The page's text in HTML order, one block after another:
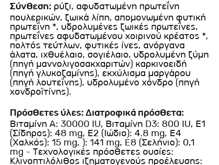
Σύνθεση: ρύζι, αφυδατωμένη πρωτεΐνη
πουλερικών, ζωικά λίπη, απομονωμένη φυτική
πρωτεΐνη *, υδρολυμένες ζωικές πρωτεΐνες,
πρωτεΐνες αφυδατωμένου χοιρινού κρέατος *,
πολτός τεύτλων, φυτικές ίνες, ανόργανα
άλατα, ιχθυέλαιο, σογιέλαιο, υδρολυμένη ζύμη
(πηγή μαννολιγοσακχαριτών) καρκινοειδή
(πηγή γλυκοζαμίνης), εκχύλισμα μαργάρου
(πηγή λουτεΐνης), υδρολυμένο χόνδρο (πηγή
χονδροϊτίνης).
Πρόσθετες ύλες: Διατροφικά πρόσθετα:
Βιταμίνη Α: 30000 IU, Βιταμίνη D3: 800 IU, Ε1
(Σίδηρος): 48 mg, Ε2 (Ιώδιο): 4.8 mg, Ε4
(Χαλκός): 15 mg, ): 141 mg, E8 (Σελήνιο): 0,1
mg - Τεχνολογικές πρόσθετες ουσίες:
Κλινοπτιλόλιθος ιζηματογενούς προέλευσης: